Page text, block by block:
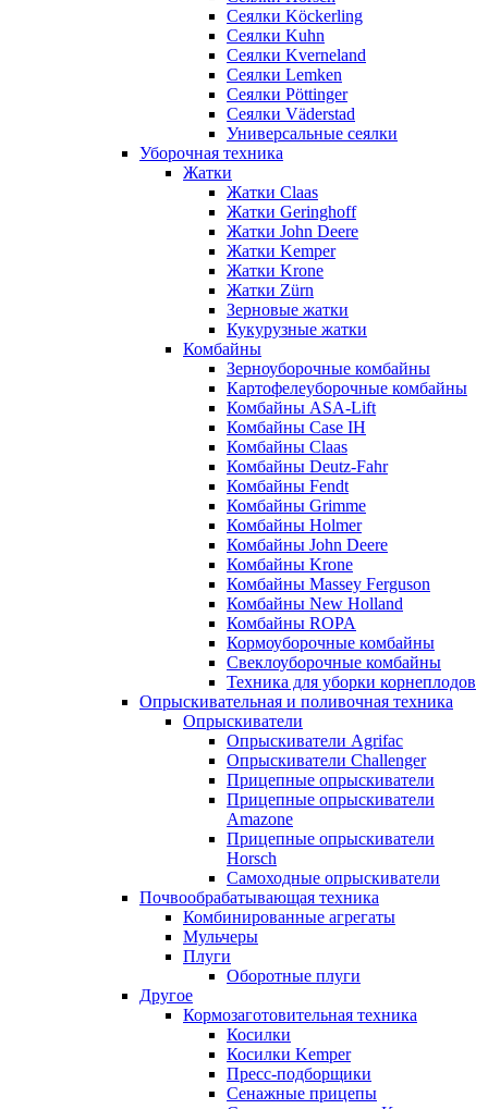
Сеялки Köckerling
Сеялки Kuhn
Сеялки Kverneland
Сеялки Lemken
Сеялки Pöttinger
Сеялки Väderstad
Универсальные сеялки
Уборочная техника
Жатки
Жатки Claas
Жатки Geringhoff
Жатки John Deere
Жатки Kemper
Жатки Krone
Жатки Zürn
Зерновые жатки
Кукурузные жатки
Комбайны
Зерноуборочные комбайны
Картофелеуборочные комбайны
Комбайны ASA-Lift
Комбайны Case IH
Комбайны Claas
Комбайны Deutz-Fahr
Комбайны Fendt
Комбайны Grimme
Комбайны Holmer
Комбайны John Deere
Комбайны Krone
Комбайны Massey Ferguson
Комбайны New Holland
Комбайны ROPA
Кормоуборочные комбайны
Свеклоуборочные комбайны
Техника для уборки корнеплодов
Опрыскивательная и поливочная техника
Опрыскиватели
Опрыскиватели Agrifac
Опрыскиватели Challenger
Прицепные опрыскиватели
Прицепные опрыскиватели
Amazone
Прицепные опрыскиватели
Horsch
Самоходные опрыскиватели
Почвообрабатывающая техника
Комбинированные агрегаты
Мульчеры
Плуги
Оборотные плуги
Другое
Кормозаготовительная техника
Косилки
Косилки Kemper
Пресс-подборщики
Сенажные прицепы